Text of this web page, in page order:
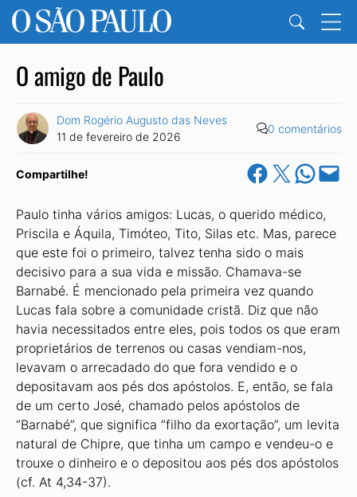
O amigo de Paulo
Dom Rogério Augusto das Neves
11 de fevereiro de 2026
0 comentários
Compartilhe! Share on Facebook
Share on X Share on
Email this
Paulo tinha vários amigos: Lucas, o querido médico,
Priscila e Áquila, Timóteo, Tito, Silas etc. Mas, parece
que este foi o primeiro, talvez tenha sido o mais
decisivo para a sua vida e missão. Chamava-se
Barnabé. É mencionado pela primeira vez quando
Lucas fala sobre a comunidade cristã. Diz que não
havia necessitados entre eles, pois todos os que eram
proprietários de terrenos ou casas vendiam-nos,
levavam o arrecadado do que fora vendido e o
depositavam aos pés dos apóstolos. E, então, se fala
de um certo José, chamado pelos apóstolos de
“Barnabé”, que significa “filho da exortação”, um levita
natural de Chipre, que tinha um campo e vendeu-o e
trouxe o dinheiro e o depositou aos pés dos apóstolos
(cf. At 4,34-37).